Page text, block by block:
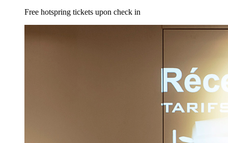
Free hotspring tickets upon check in